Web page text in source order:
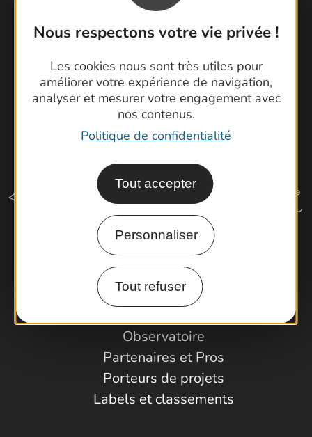
Nous respectons votre vie privée !
Les cookies nous sont très utiles pour
améliorer votre expérience de navigation,
analyser et mesurer votre engagement avec
nos contenus.
Politique de confidentialité
Tout accepter
Personnaliser
Tout refuser
Cartoguides et Topoguides
Latitude Gard
Comment venir ?
Observatoire
Partenaires et Pros
Porteurs de projets
Labels et classements